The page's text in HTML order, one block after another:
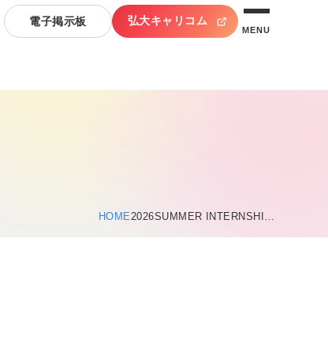
電子掲示板 弘大キャリコム
MENU
HOME2026SUMMER INTERNSHI…